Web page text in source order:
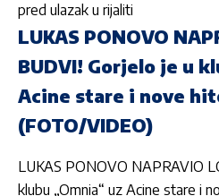
pred ulazak u rijaliti
LUKAS PONOVO
BUDVI! Gorjelo je u
Acine stare i nove
(FOTO/VIDEO)
LUKAS PONOVO NAPRAVIO
klubu „Omnia“ uz Acine stare i